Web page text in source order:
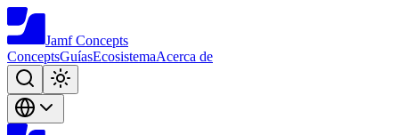
Jamf Concepts
ConceptsGuíasEcosistemaAcerca de